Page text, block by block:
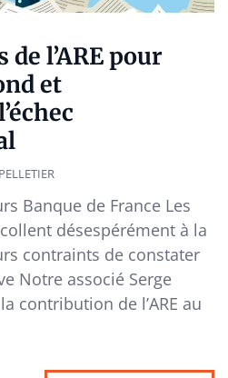
l’ARE pour
et
Banque de France Les
désespérément à la
contraints de constater
Notre associé Serge
contribution de l’ARE au